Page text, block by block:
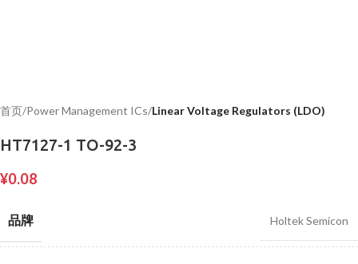
首页 Power Management ICs Linear Voltage Regulators (LDO)
HT7127-1 TO-92-3
¥0.08
品牌 Holtek Semicon